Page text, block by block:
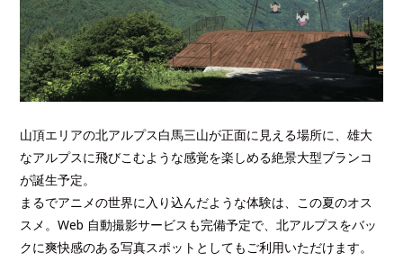
山頂エリアの北アルプス白馬三山が正面に見える場所に、雄大
なアルプスに飛びこむような感覚を楽しめる絶景大型ブランコ
が誕生予定。
まるでアニメの世界に入り込んだような体験は、この夏のオス
スメ。Web 自動撮影サービスも完備予定で、北アルプスをバッ
クに爽快感のある写真スポットとしてもご利用いただけます。